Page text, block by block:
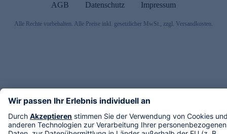
AGB Datenschutz Impressum
Alle Rechte vorbehalten. Alle Preise inkl. gesetzlicher MwSt., zzgl. Versandkosten.